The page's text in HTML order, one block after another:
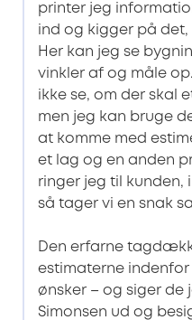
printer jeg
ind og kigger på
Her kan jeg se
vinkler af og måle
ikke se, om der skal
men jeg kan bruge
at komme med
et lag og en anden
ringer jeg til kunden,
så tager vi en snak
Den erfarne
estimaterne
ønsker – og siger de
Simonsen ud og